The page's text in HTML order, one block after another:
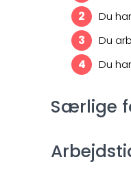
Du
Du
Du
Særlige